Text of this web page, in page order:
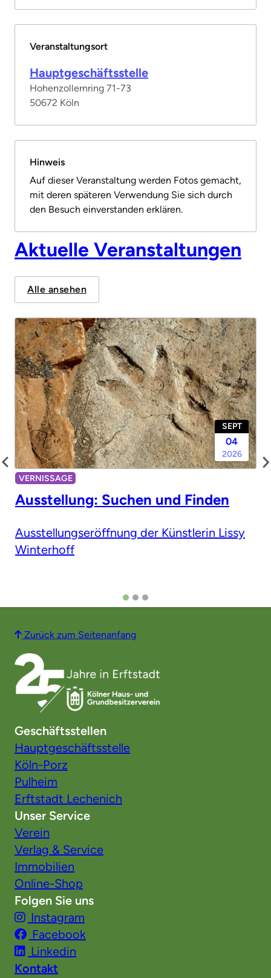
Veranstaltungsort
Hauptgeschäftsstelle
Hohenzollernring 71-73
50672 Köln
Hinweis
Auf dieser Veranstaltung werden Fotos gemacht,
mit deren späteren Verwendung Sie sich durch
den Besuch einverstanden erklären.
Aktuelle Veranstaltungen
Alle ansehen
SEPT
04
2026
VERNISSAGE
Ausstellung: Suchen und Finden
Ausstellungseröffnung der Künstlerin Lissy
Winterhoff
Zurück zum Seitenanfang
Geschäftsstellen
Hauptgeschäftsstelle
Köln-Porz
Pulheim
Erftstadt Lechenich
Unser Service
Verein
Verlag & Service
Immobilien
Online-Shop
Folgen Sie uns
Instagram
Facebook
Linkedin
Kontakt